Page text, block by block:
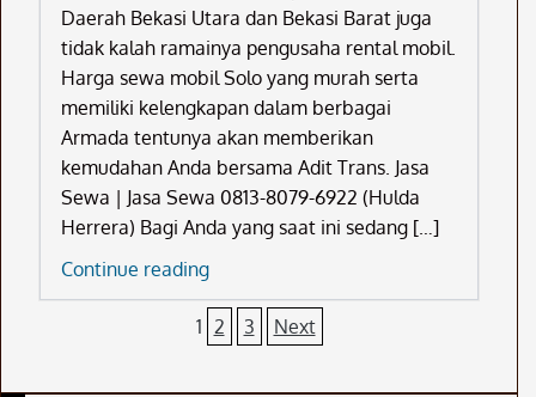
Daerah Bekasi Utara dan Bekasi Barat juga
tidak kalah ramainya pengusaha rental mobil.
Harga sewa mobil Solo yang murah serta
memiliki kelengkapan dalam berbagai
Armada tentunya akan memberikan
kemudahan Anda bersama Adit Trans. Jasa
Sewa | Jasa Sewa 0813-8079-6922 (Hulda
Herrera) Bagi Anda yang saat ini sedang […]
Continue readingJasa
Sewa
Mobil
Telp
1 2 3 Next